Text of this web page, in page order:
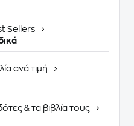
Sellers
ανά τιμή
& τα βιβλία τους